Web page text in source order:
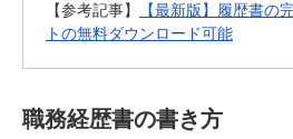
【参考記事】
【最新版】履歴書の
トの無料ダウンロード可能
職務経歴書の書き方